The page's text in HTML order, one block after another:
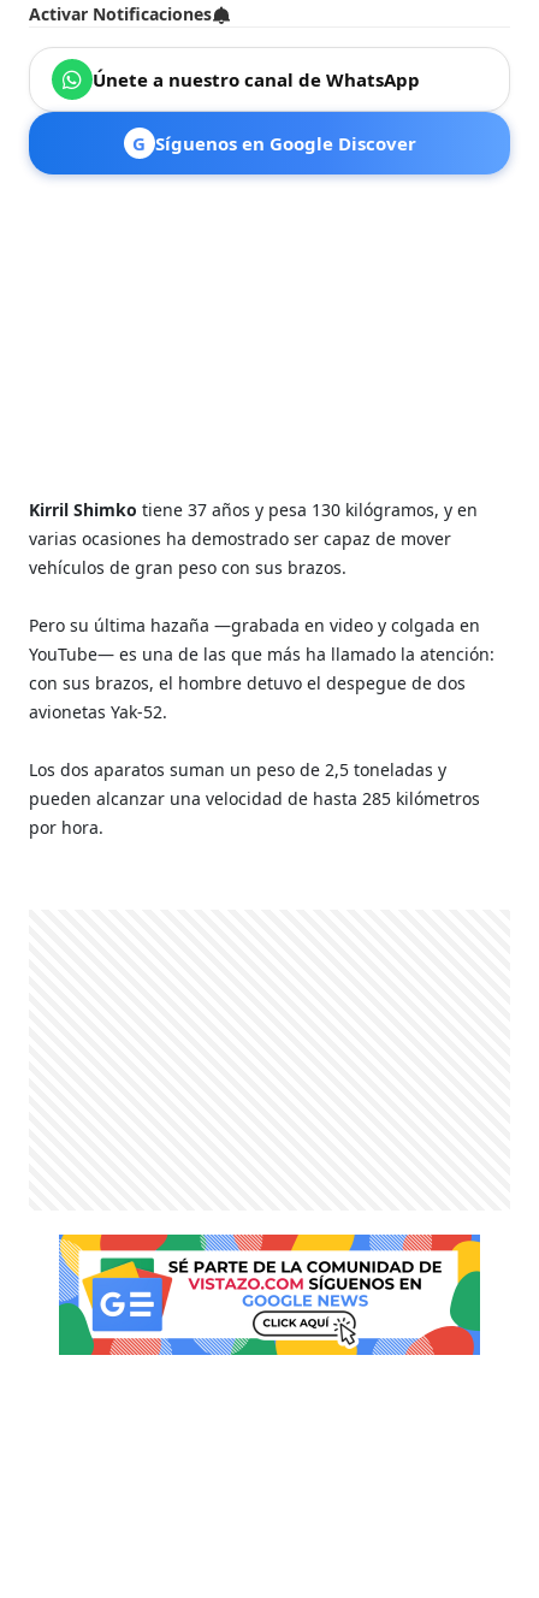
Activar Notificaciones
Únete a nuestro canal de WhatsApp
G Síguenos en Google Discover
Kirril Shimko tiene 37 años y pesa 130 kilógramos, y en
varias ocasiones ha demostrado ser capaz de mover
vehículos de gran peso con sus brazos.
Pero su última hazaña —grabada en video y colgada en
YouTube— es una de las que más ha llamado la atención:
con sus brazos, el hombre detuvo el despegue de dos
avionetas Yak-52.
Los dos aparatos suman un peso de 2,5 toneladas y
pueden alcanzar una velocidad de hasta 285 kilómetros
por hora.